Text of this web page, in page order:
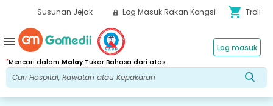
Susunan Jejak Log Masuk Rakan Kongsi shopping_cart Troli
*Mencari dalam MalayTukar Bahasa dari atas.
Log masuk
menu